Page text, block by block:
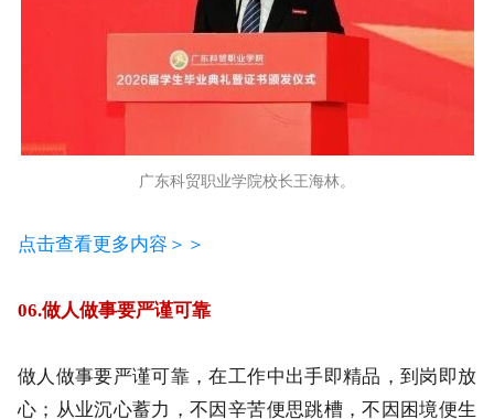
广东科贸职业学院校长王海林。
点击查看更多内容＞＞
06.做人做事要严谨可靠